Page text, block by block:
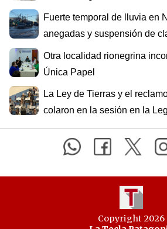
Fuerte temporal de lluvia en
anegadas y suspensión de
Otra localidad rionegrina
Única Papel
La Ley de Tierras y el
colaron en la sesión en la
Copyright 2026